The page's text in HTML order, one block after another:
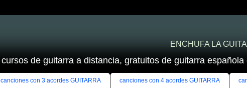
ENCHUFA LA
cursos de guitarra a distancia, gratuitos de guitarra
canciones con 3 acordes GUITARRA canciones con 4 acordes GUITARRA